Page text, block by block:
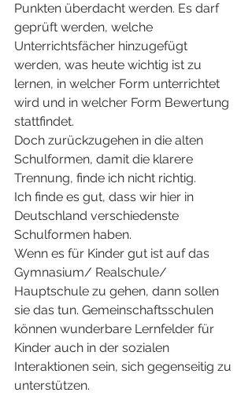
Punkten überdacht werden. Es darf
geprüft werden, welche
Unterrichtsfächer hinzugefügt
werden, was heute wichtig ist zu
lernen, in welcher Form unterrichtet
wird und in welcher Form Bewertung
stattfindet.
Doch zurückzugehen in die alten
Schulformen, damit die klarere
Trennung, finde ich nicht richtig.
Ich finde es gut, dass wir hier in
Deutschland verschiedenste
Schulformen haben.
Wenn es für Kinder gut ist auf das
Gymnasium/ Realschule/
Hauptschule zu gehen, dann sollen
sie das tun. Gemeinschaftsschulen
können wunderbare Lernfelder für
Kinder auch in der sozialen
Interaktionen sein, sich gegenseitig zu
unterstützen.